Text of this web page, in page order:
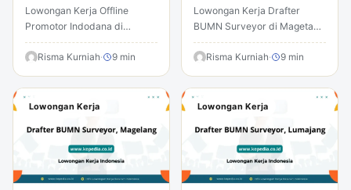
Lowongan Kerja Offline
Promotor Indodana di
Magelang – Temukan peluang
karir menarik yang dapat
Anda. Lowongan kerja…
Risma Kurniah· 9 min
Lowongan Kerja Drafter
BUMN Surveyor di Magetan –
Temukan peluang karir
menarik yang dapat
Anda. Lowongan kerja…
Risma Kurniah· 9 min
Lowongan Kerja Lowongan Kerja